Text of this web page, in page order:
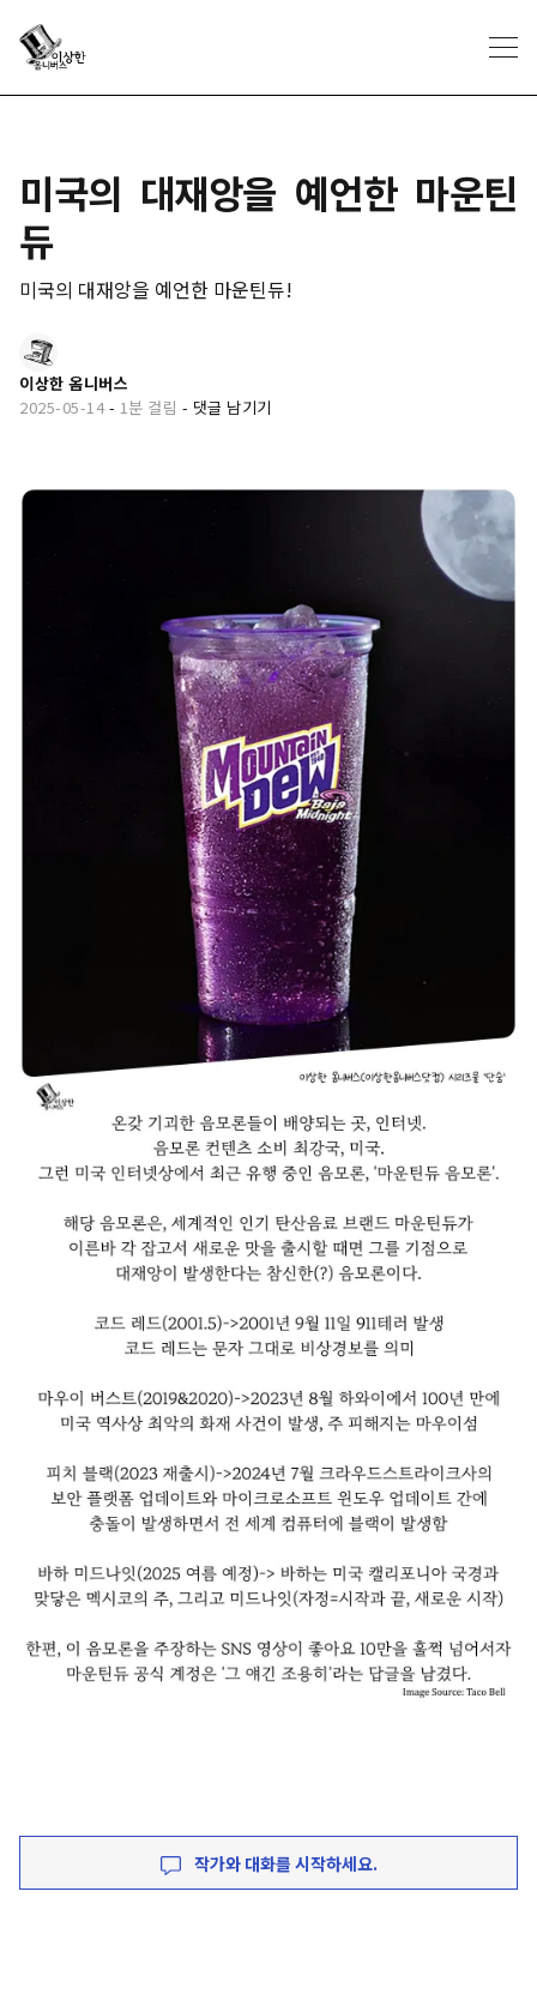
미국의 대재앙을 예언한 마운틴
듀
미국의 대재앙을 예언한 마운틴듀!
이상한 옴니버스
2025-05-14- 1분 걸림 - 댓글 남기기
작가와 대화를 시작하세요.